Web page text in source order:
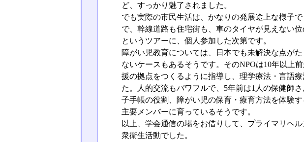
ど、すっかり魅了されました。
でも実際の市民生活は、かなりの発展途上な様子
で、幹線道路も住宅街も、車のタイヤが見えない
というツアーに、個人参加した次第です。
障がい児教育については、日本でも未解決な点が
ないケースもあるそうです。そのNPOは10年以上
援の拠点をつくるように指導し、理学療法・言語
た。人的交流もパワフルで、5年前は1人の保健師
子手帳の役割、障がい児の保育・療育方法を体験
主要メンバーに育っているそうです。
以上、学会通信の場をお借りして、プライマリヘ
衆衛生活動でした。